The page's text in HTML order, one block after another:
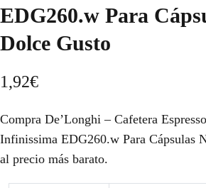
EDG260.w Para
Dolce Gusto
1,92€
Compra De’Longhi – Cafetera
Infinissima EDG260.w Para Cápsulas
al precio más barato.